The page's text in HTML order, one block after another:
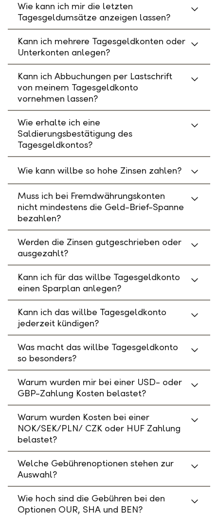
Wie kann ich mir die letzten
Tagesgeldumsätze anzeigen lassen?
Kann ich mehrere Tagesgeldkonten oder
Unterkonten anlegen?
Kann ich Abbuchungen per Lastschrift
von meinem Tagesgeldkonto
vornehmen lassen?
Wie erhalte ich eine
Saldierungsbestätigung des
Tagesgeldkontos?
Wie kann willbe so hohe Zinsen zahlen?
Muss ich bei Fremdwährungskonten
nicht mindestens die Geld-Brief-Spanne
bezahlen?
Werden die Zinsen gutgeschrieben oder
ausgezahlt?
Kann ich für das willbe Tagesgeldkonto
einen Sparplan anlegen?
Kann ich das willbe Tagesgeldkonto
jederzeit kündigen?
Was macht das willbe Tagesgeldkonto
so besonders?
Warum wurden mir bei einer USD- oder
GBP-Zahlung Kosten belastet?
Warum wurden Kosten bei einer
NOK/SEK/PLN/ CZK oder HUF Zahlung
belastet?
Welche Gebührenoptionen stehen zur
Auswahl?
Wie hoch sind die Gebühren bei den
Optionen OUR, SHA und BEN?